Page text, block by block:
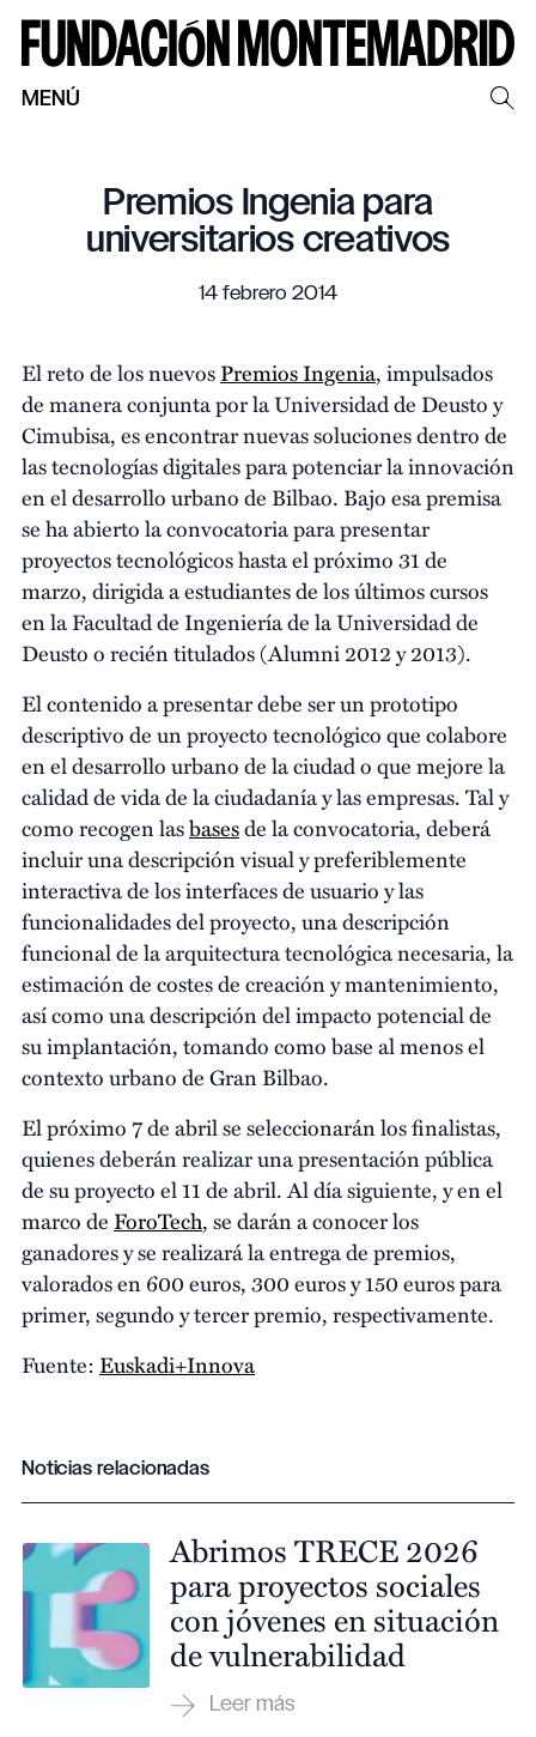
MENÚ
Premios Ingenia para
universitarios creativos
14 febrero 2014
El reto de los nuevosPremios Ingenia, impulsados
de manera conjunta por la Universidad de Deusto y
Cimubisa, es encontrar nuevas soluciones dentro de
las tecnologías digitales para potenciar la innovación
en el desarrollo urbano de Bilbao. Bajo esa premisa
se ha abierto la convocatoria para presentar
proyectos tecnológicos hasta el próximo 31 de
marzo, dirigida a estudiantes de los últimos cursos
en la Facultad de Ingeniería de la Universidad de
Deusto o recién titulados (Alumni 2012 y 2013).
El contenido a presentar debe ser un prototipo
descriptivo de un proyecto tecnológico que colabore
en el desarrollo urbano de la ciudad o que mejore la
calidad de vida de la ciudadanía y las empresas. Tal y
como recogen lasbasesde la convocatoria, deberá
incluir una descripción visual y preferiblemente
interactiva de los interfaces de usuario y las
funcionalidades del proyecto, una descripción
funcional de la arquitectura tecnológica necesaria, la
estimación de costes de creación y mantenimiento,
así como una descripción del impacto potencial de
su implantación, tomando como base al menos el
contexto urbano de Gran Bilbao.
El próximo 7 de abril se seleccionarán los finalistas,
quienes deberán realizar una presentación pública
de su proyecto el 11 de abril. Al día siguiente, y en el
marco de ForoTech, se darán a conocer los
ganadores y se realizará la entrega de premios,
valorados en 600 euros, 300 euros y 150 euros para
primer, segundo y tercer premio, respectivamente.
Fuente: Euskadi+Innova
Noticias relacionadas
Abrimos TRECE 2026
para proyectos sociales
con jóvenes en situación
de vulnerabilidad